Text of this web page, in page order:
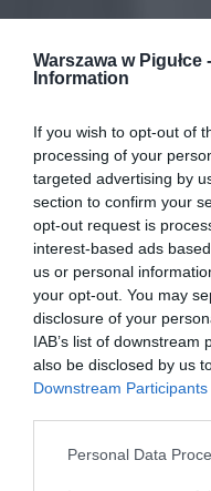
Warszawa w Pigułce -
Information
If you wish to opt-out of
processing of your
targeted advertising by
section to confirm your
opt-out request is
interest-based ads
us or personal
your opt-out. You may
disclosure of your
IAB’s list of
also be disclosed by us
Downstream Participants
Personal Data